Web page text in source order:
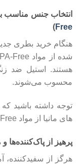
انتخاب جنس مناسب
Free
)
هنگام خرید بطری
هستند. استیل ضد
محسوب می‌شوند.
توجه داشته باشید
های مانیا از مواد BPA-Free تهیه شده اند.
پرهیز از پاک‌کننده‌ها
هرگز از سفیدکننده،